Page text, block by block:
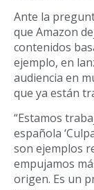
Ante la
que Amazon
contenidos
ejemplo, en
audiencia en
que ya están
“Estamos
española
son ejemplos
empujamos
origen. Es un